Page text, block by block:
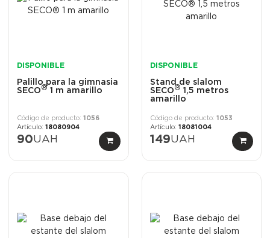
DISPONIBLE
Palillo para la gimnasia
SECO® 1 m amarillo
1056
18080904
90UAH
DISPONIBLE
Stand de slalom
SECO® 1,5 metros
amarillo
1053
18081004
149UAH